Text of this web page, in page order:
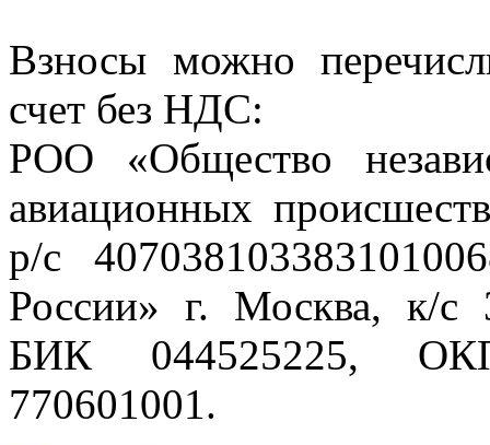
Взносы можно
счет без НДС:
РОО «Общество
авиационных
р/с
России» г. Москва, к/с
БИК 044525225,
770601001.